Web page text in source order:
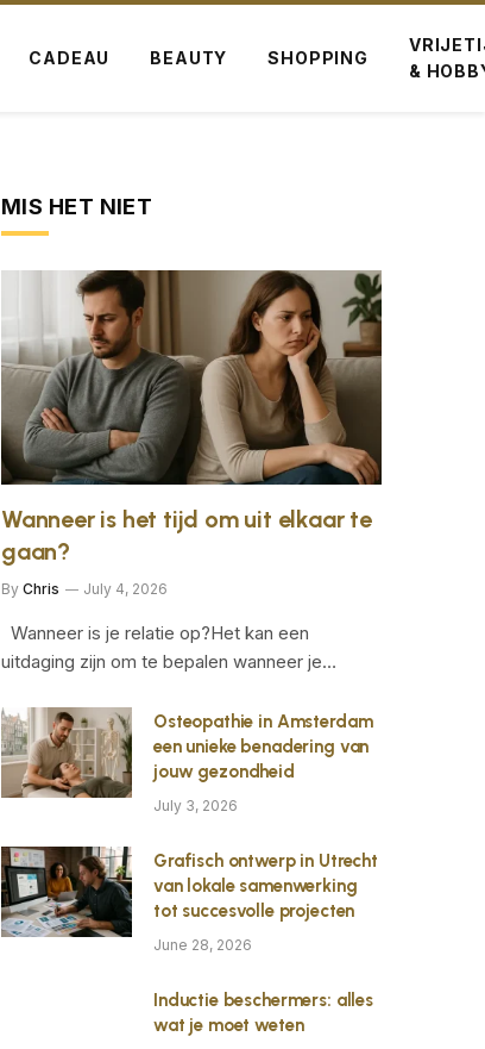
CADEAU BEAUTY SHOPPING
&
MIS HET NIET
Wanneer is het tijd om uit elkaar te
gaan?
By Chris July 4, 2026
Wanneer is je relatie op?Het kan een
uitdaging zijn om te bepalen wanneer je…
Osteopathie in Amsterdam
een unieke benadering van
jouw gezondheid
July 3, 2026
Grafisch ontwerp in Utrecht
van lokale samenwerking
tot succesvolle projecten
June 28, 2026
Inductie beschermers: alles
wat je moet weten